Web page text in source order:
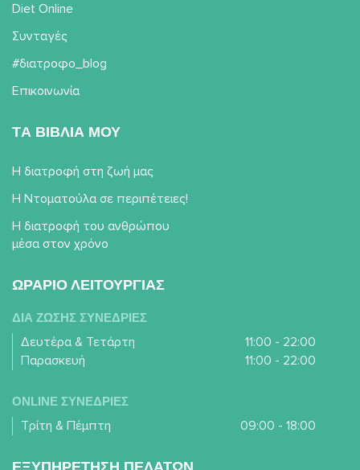
Diet Online
Συνταγές
#διατροφο_blog
Επικοινωνία
TΑ ΒΙΒΛΙΑ ΜΟΥ
Η διατροφή στη ζωή μας
Η Ντοματούλα σε περιπέτειες!
Η διατροφή του ανθρώπου
μέσα στον χρόνο
ΩΡΑΡΙΟ ΛΕΙΤΟΥΡΓΙΑΣ
ΔΙΑ ΖΩΣΗΣ ΣΥΝΕΔΡΙΕΣ
Δευτέρα & Τετάρτη
11:00 - 22:00
Παρασκευή
11:00 - 22:00
ONLINE ΣΥΝΕΔΡΙΕΣ
Τρίτη & Πέμπτη 09:00 - 18:00